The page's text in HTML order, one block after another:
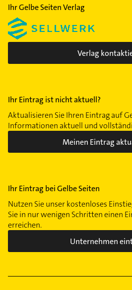
Ihr Gelbe Seiten Verlag
Verlag
Ihr Eintrag ist nicht aktuell?
Aktualisieren Sie Ihren Eintrag auf
Informationen aktuell und
Meinen Eintrag
Ihr Eintrag bei Gelbe Seiten
Nutzen Sie unser kostenloses
Sie in nur wenigen Schritten einen
erreichen.
Unternehmen